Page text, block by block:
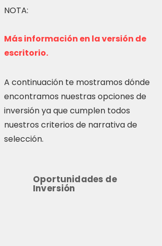
NOTA:
Más información en la versión de
escritorio.
A continuación te mostramos dónde
encontramos nuestras opciones de
inversión ya que cumplen todos
nuestros criterios de narrativa de
selección.
Oportunidades de
Inversión